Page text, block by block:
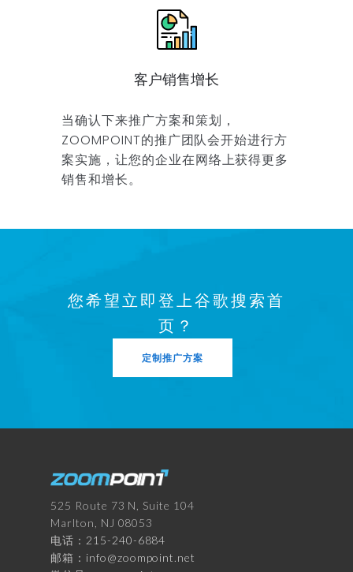
客户销售增长
当确认下来推广方案和策划，
ZOOMPOINT的推广团队会开始进行方
案实施，让您的企业在网络上获得更多
销售和增长。
您希望立即登上谷歌搜索首
页？
定制推广方案
525 Route 73 N, Suite 104
Marlton, NJ 08053
电话： 215-240-6884
邮箱： info@zoompoint.net